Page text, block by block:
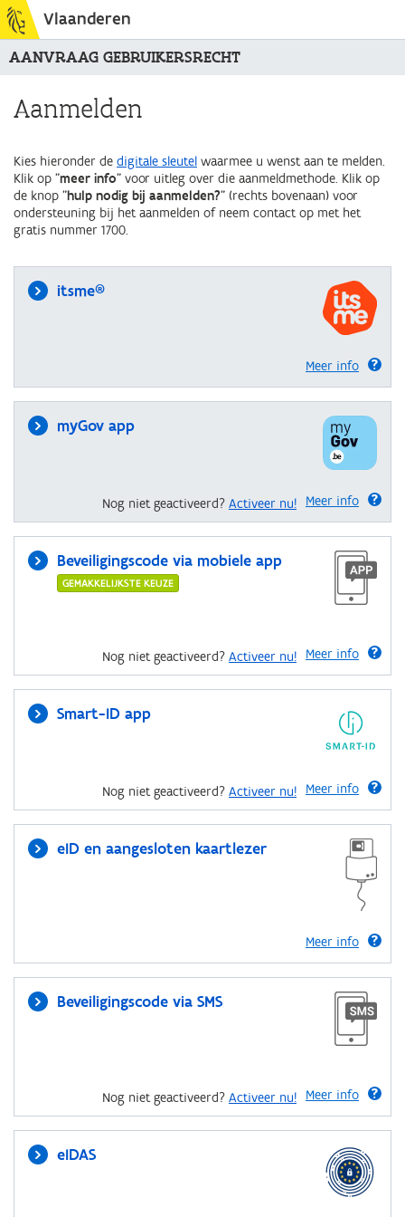
Vlaanderen
AANVRAAG GEBRUIKERSRECHT
Aanmelden
Kies hieronder de digitale sleutel waarmee u wenst aan te melden.
Klik op "meer info" voor uitleg over die aanmeldmethode. Klik op
de knop "hulp nodig bij aanmelden?" (rechts bovenaan) voor
ondersteuning bij het aanmelden of neem contact op met het
gratis nummer 1700.
itsme®
Meer info
myGov app
Meer info
Nog niet geactiveerd? Activeer nu!
Beveiligingscode via mobiele app
GEMAKKELIJKSTE KEUZE
Meer info
Nog niet geactiveerd? Activeer nu!
Smart-ID app
Meer info
Nog niet geactiveerd? Activeer nu!
eID en aangesloten kaartlezer
Meer info
Beveiligingscode via SMS
Meer info
Nog niet geactiveerd? Activeer nu!
eIDAS